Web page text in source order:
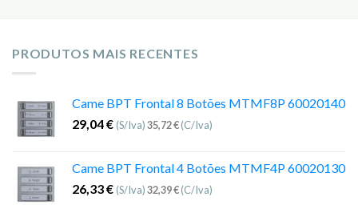
PRODUTOS MAIS RECENTES
Came BPT Frontal 8 Botões MTMF8P 60020140
29,04€ (S/Iva)35,72€(C/Iva)
Came BPT Frontal 4 Botões MTMF4P 60020130
26,33€ (S/Iva)32,39€(C/Iva)